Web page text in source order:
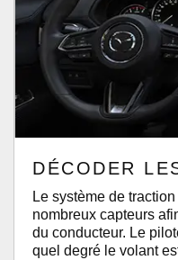
DÉCODER
Le système de
nombreux capteurs
du conducteur. Le
quel degré le volant